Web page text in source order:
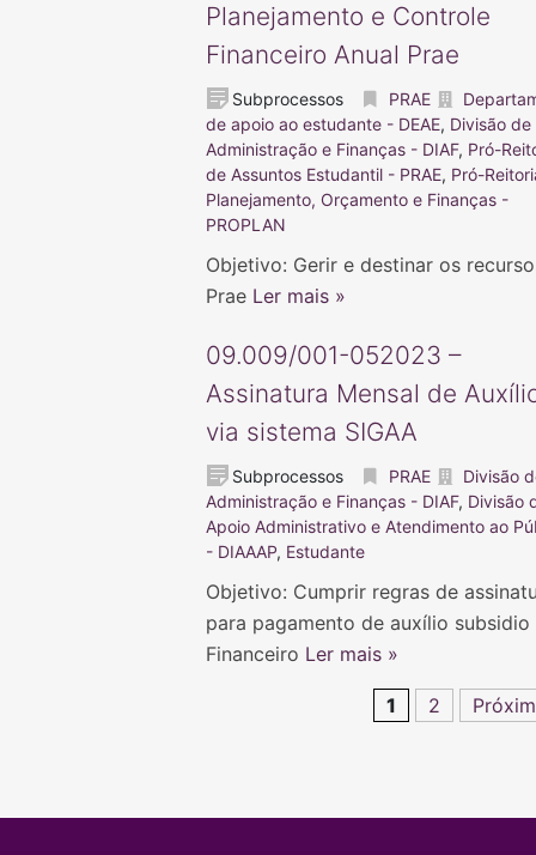
Planejamento e Controle
Financeiro Anual Prae
Subprocessos PRAE
de apoio ao estudante - DEAE, Divisão de
Administração e Finanças - DIAF, Pró-
de Assuntos Estudantil - PRAE, Pró-
Planejamento, Orçamento e Finanças -
PROPLAN
Objetivo: Gerir e destinar os
Prae Ler mais »
09.009/001-052023 –
Assinatura Mensal de
via sistema SIGAA
Subprocessos PRAE
Divisão
Administração e Finanças - DIAF, Divisão
Apoio Administrativo e Atendimento ao
- DIAAAP, Estudante
Objetivo: Cumprir regras de
para pagamento de auxílio subsidio
Financeiro Ler mais »
1 2